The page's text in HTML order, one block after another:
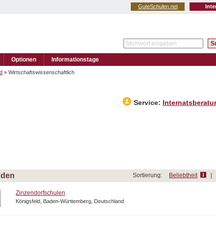
GuteSchulen.net
Optionen Informationstage
» Wirtschaftswissenschaftlich
Service:
Sortierung: Beliebtheit
Zinzendorfschulen
Königsfeld, Baden-Württemberg, Deutschland